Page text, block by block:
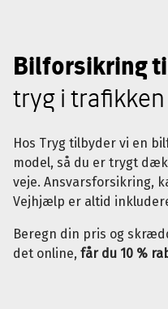
Bilforsikring
tryg i trafikken
Hos Tryg tilbyder vi en
model, så du er trygt
veje. Ansvarsforsikring,
Vejhjælp er altid
Beregn din pris og
det online, får du 10 %